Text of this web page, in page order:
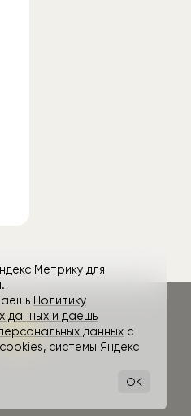
Метрику для
Политику
данных и даешь
данныхс
системы Яндекс
OK